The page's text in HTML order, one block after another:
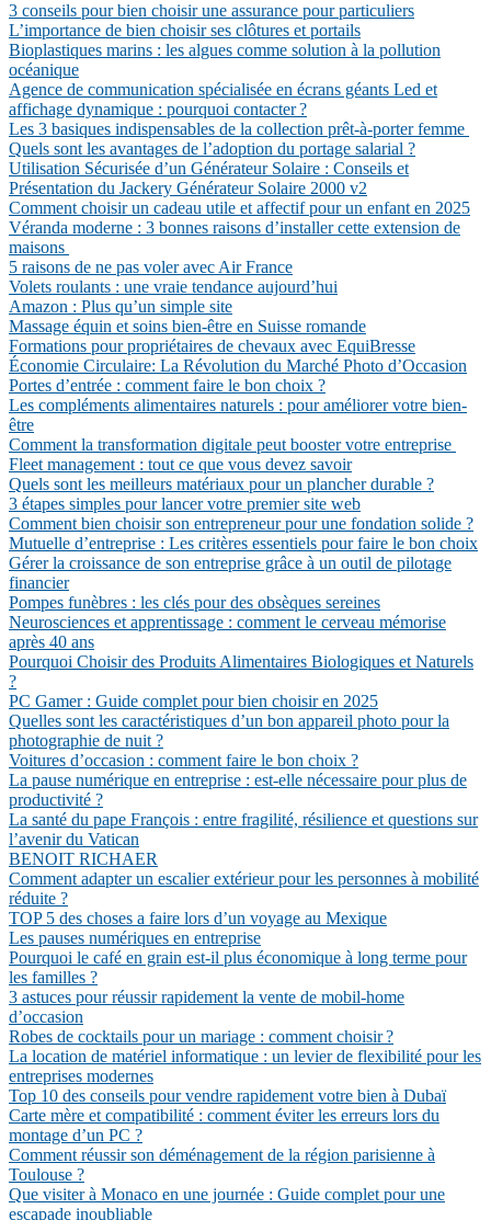
3 conseils pour bien choisir une assurance pour particuliers
L’importance de bien choisir ses clôtures et portails
Bioplastiques marins : les algues comme solution à la pollution
océanique
Agence de communication spécialisée en écrans géants Led et
affichage dynamique : pourquoi contacter ?
Les 3 basiques indispensables de la collection prêt-à-porter femme
Quels sont les avantages de l’adoption du portage salarial ?
Utilisation Sécurisée d’un Générateur Solaire : Conseils et
Présentation du Jackery Générateur Solaire 2000 v2
Comment choisir un cadeau utile et affectif pour un enfant en 2025
Véranda moderne : 3 bonnes raisons d’installer cette extension de
maisons
5 raisons de ne pas voler avec Air France
Volets roulants : une vraie tendance aujourd’hui
Amazon : Plus qu’un simple site
Massage équin et soins bien-être en Suisse romande
Formations pour propriétaires de chevaux avec EquiBresse
Économie Circulaire: La Révolution du Marché Photo d’Occasion
Portes d’entrée : comment faire le bon choix ?
Les compléments alimentaires naturels : pour améliorer votre bien-
être
Comment la transformation digitale peut booster votre entreprise
Fleet management : tout ce que vous devez savoir
Quels sont les meilleurs matériaux pour un plancher durable ?
3 étapes simples pour lancer votre premier site web
Comment bien choisir son entrepreneur pour une fondation solide ?
Mutuelle d’entreprise : Les critères essentiels pour faire le bon choix
Gérer la croissance de son entreprise grâce à un outil de pilotage
financier
Pompes funèbres : les clés pour des obsèques sereines
Neurosciences et apprentissage : comment le cerveau mémorise
après 40 ans
Pourquoi Choisir des Produits Alimentaires Biologiques et Naturels
?
PC Gamer : Guide complet pour bien choisir en 2025
Quelles sont les caractéristiques d’un bon appareil photo pour la
photographie de nuit ?
Voitures d’occasion : comment faire le bon choix ?
La pause numérique en entreprise : est-elle nécessaire pour plus de
productivité ?
La santé du pape François : entre fragilité, résilience et questions sur
l’avenir du Vatican
BENOIT RICHAER
Comment adapter un escalier extérieur pour les personnes à mobilité
réduite ?
TOP 5 des choses a faire lors d’un voyage au Mexique
Les pauses numériques en entreprise
Pourquoi le café en grain est-il plus économique à long terme pour
les familles ?
3 astuces pour réussir rapidement la vente de mobil-home
d’occasion
Robes de cocktails pour un mariage : comment choisir ?
La location de matériel informatique : un levier de flexibilité pour les
entreprises modernes
Top 10 des conseils pour vendre rapidement votre bien à Dubaï
Carte mère et compatibilité : comment éviter les erreurs lors du
montage d’un PC ?
Comment réussir son déménagement de la région parisienne à
Toulouse ?
Que visiter à Monaco en une journée : Guide complet pour une
escapade inoubliable